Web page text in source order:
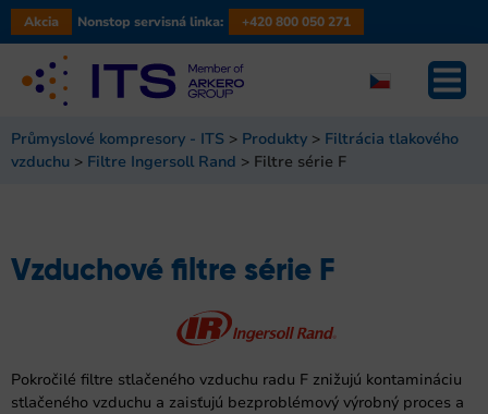
Akcia Nonstop servisná linka: +420 800 050 271
Průmyslové kompresory - ITS > Produkty > Filtrácia tlakového
vzduchu > Filtre Ingersoll Rand > Filtre série F
Vzduchové filtre série F
Pokročilé filtre stlačeného vzduchu radu F znižujú kontamináciu
stlačeného vzduchu a zaisťujú bezproblémový výrobný proces a